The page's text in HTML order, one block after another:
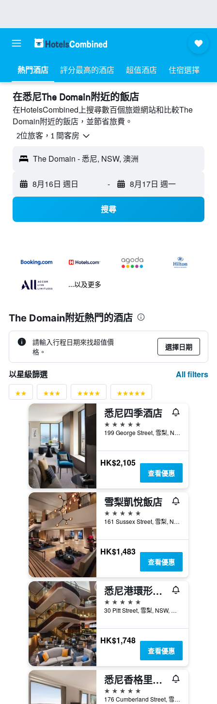
熱門酒店 評分最高的酒店 超值酒店 住宿選擇
​在悉尼The Domain附近​的飯店
在HotelsCombined上搜尋數百個旅遊網站和比較The
Domain附近的飯店，並節省旅費。
2位旅客，1 間客房
The Domain - 悉尼, NSW, 澳洲
8月16日 週日 - 8月17日 週一
搜尋
...以及更多
The Domain附近熱門的酒店
請輸入行程日期來找超值價
格。
選擇日期
以星級篩選 All filters
悉尼四季酒店
5星級
199 George Street, 雪梨, NSW, 澳洲
HK$2,105
查看優惠
雪梨凱悅飯店
5星級
161 Sussex Street, 雪梨, NSW, 澳洲
HK$1,483
查看優惠
悉尼港環形碼頭萬豪酒店
5星級
30 Pitt Street, 雪梨, NSW, 澳洲
HK$1,748
查看優惠
悉尼香格里拉大酒店
5星級
176 Cumberland Street, 雪梨, NSW, 澳洲